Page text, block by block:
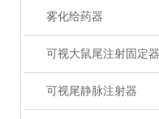
雾化给药器
可视尾静脉注射器